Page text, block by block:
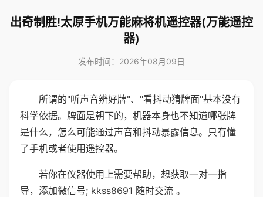
出奇制胜!太原手机万能麻将机遥控器(万能遥控
器)
发布时间：2026年08月09日
所谓的"听声音辨好牌"、"看抖动猜牌面"基本没有
科学依据。牌面是朝下的，机器本身也不知道哪张牌
是什么，怎么可能通过声音和抖动暴露信息。只有懂
了手机或者使用遥控器。
若你在仪器使用上需要帮助，想获取一对一指
导，添加微信号; kkss8691 随时交流 。